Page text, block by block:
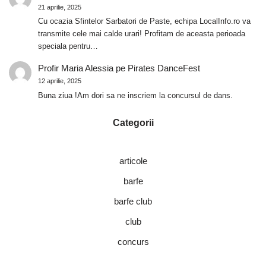
21 aprilie, 2025
Cu ocazia Sfintelor Sarbatori de Paste, echipa LocalInfo.ro va
transmite cele mai calde urari! Profitam de aceasta perioada
speciala pentru…
Profir Maria Alessiape Pirates DanceFest
12 aprilie, 2025
Buna ziua !Am dori sa ne inscriem la concursul de dans.
Categorii
articole
barfe
barfe club
club
concurs